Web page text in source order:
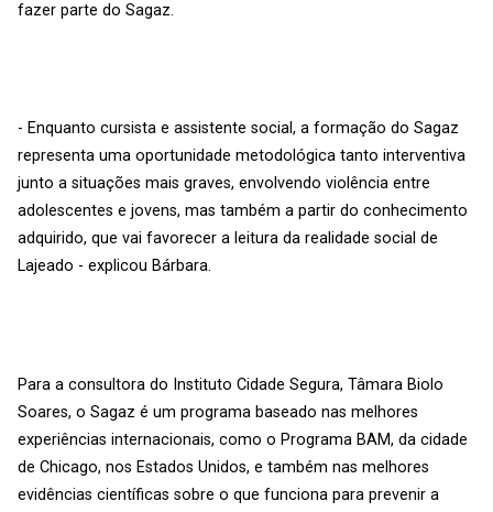
fazer parte do Sagaz.
- Enquanto cursista e assistente social, a formação do Sagaz
representa uma oportunidade metodológica tanto interventiva
junto a situações mais graves, envolvendo violência entre
adolescentes e jovens, mas também a partir do conhecimento
adquirido, que vai favorecer a leitura da realidade social de
Lajeado - explicou Bárbara.
Para a consultora do Instituto Cidade Segura, Tâmara Biolo
Soares, o Sagaz é um programa baseado nas melhores
experiências internacionais, como o Programa BAM, da cidade
de Chicago, nos Estados Unidos, e também nas melhores
evidências científicas sobre o que funciona para prevenir a